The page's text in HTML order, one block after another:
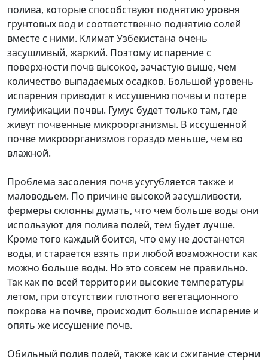
полива, которые способствуют поднятию уровня
грунтовых вод и соответственно поднятию солей
вместе с ними. Климат Узбекистана очень
засушливый, жаркий. Поэтому испарение с
поверхности почв высокое, зачастую выше, чем
количество выпадаемых осадков. Большой уровень
испарения приводит к иссушению почвы и потере
гумификации почвы. Гумус будет только там, где
живут почвенные микроорганизмы. В иссушенной
почве микроорганизмов гораздо меньше, чем во
влажной.
Проблема засоления почв усугубляется также и
маловодьем. По причине высокой засушливости,
фермеры склонны думать, что чем больше воды они
используют для полива полей, тем будет лучше.
Кроме того каждый боится, что ему не достанется
воды, и старается взять при любой возможности как
можно больше воды. Но это совсем не правильно.
Так как по всей территории высокие температуры
летом, при отсутствии плотного вегетационного
покрова на почве, происходит большое испарение и
опять же иссушение почв.
Обильный полив полей, также как и сжигание стерни